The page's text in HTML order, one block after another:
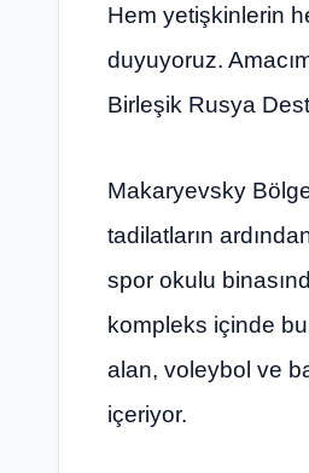
Hem yetişkinlerin
duyuyoruz.
Birleşik Rusya
Makaryevsky
tadilatların
spor okulu
kompleks içinde bu
alan, voleybol ve
içeriyor.